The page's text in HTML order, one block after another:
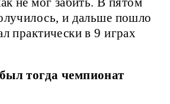
и дальше пошло
практически в 9 играх
тогда чемпионат